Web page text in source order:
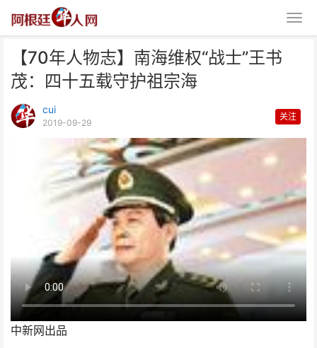
【70年人物志】南海维权“战士”王书
茂：四十五载守护祖宗海
cui
2019-09-29
关注
中新网出品
【70年人物志】南海维权“战士”
王书茂：四十五载守护